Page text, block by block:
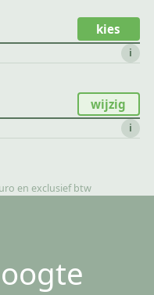
kies
i
wijzig
i
en exclusief btw